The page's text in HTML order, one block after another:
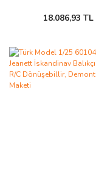
18.086,93 TL